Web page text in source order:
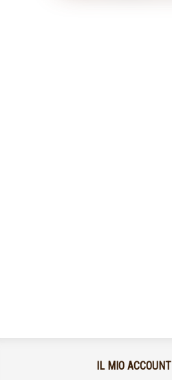
IL MIO ACCOUNT